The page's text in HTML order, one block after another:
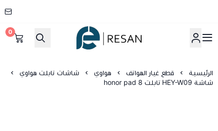
شركة ريسان
0
الرئيسية قطع غيار الهواتف هواوي
شاشات تابلت هواوي
شاشة HEY-W09 تابلت honor pad 8